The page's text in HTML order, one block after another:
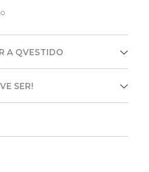
A QVESTIDO
SER!